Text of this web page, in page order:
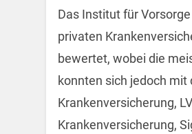
Das Institut für
privaten
bewertet, wobei die
konnten sich jedoch mit
Krankenversicherung,
Krankenversicherung,